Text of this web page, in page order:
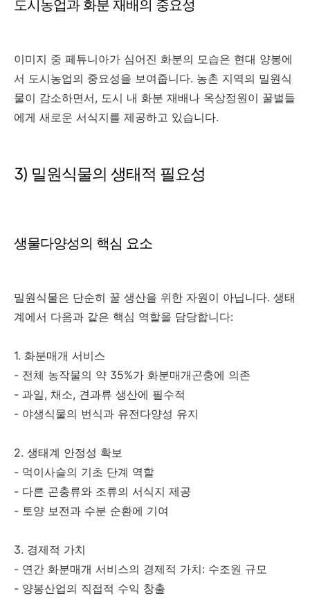
도시농업과 화분 재배의 중요성
이미지 중 페튜니아가 심어진 화분의 모습은 현대 양봉에
서 도시농업의 중요성을 보여줍니다. 농촌 지역의 밀원식
물이 감소하면서, 도시 내 화분 재배나 옥상정원이 꿀벌들
에게 새로운 서식지를 제공하고 있습니다.
3) 밀원식물의 생태적 필요성
생물다양성의 핵심 요소
밀원식물은 단순히 꿀 생산을 위한 자원이 아닙니다. 생태
계에서 다음과 같은 핵심 역할을 담당합니다:
1. 화분매개 서비스
- 전체 농작물의 약 35%가 화분매개곤충에 의존
- 과일, 채소, 견과류 생산에 필수적
- 야생식물의 번식과 유전다양성 유지
2. 생태계 안정성 확보
- 먹이사슬의 기초 단계 역할
- 다른 곤충류와 조류의 서식지 제공
- 토양 보전과 수분 순환에 기여
3. 경제적 가치
- 연간 화분매개 서비스의 경제적 가치: 수조원 규모
- 양봉산업의 직접적 수익 창출